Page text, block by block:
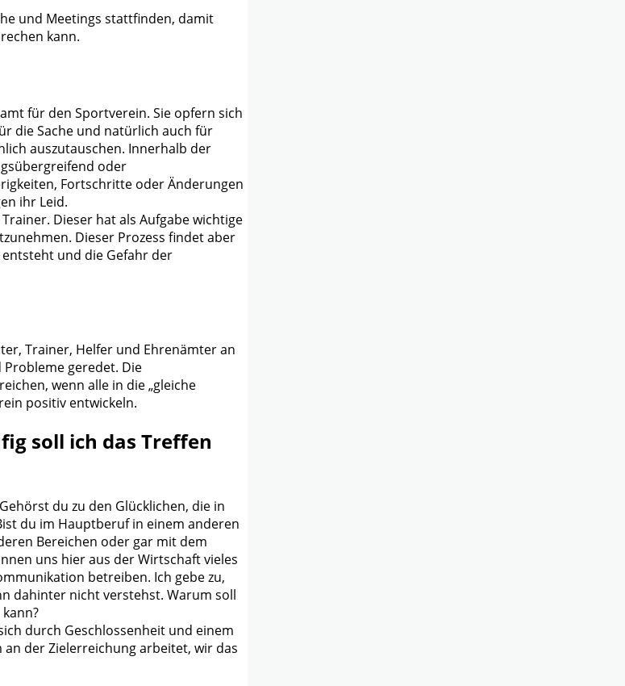
und Meetings stattfinden, damit
kann.
für den Sportverein. Sie opfern sich
die Sache und natürlich auch für
auszutauschen. Innerhalb der
oder
Fortschritte oder Änderungen
ihr Leid.
Dieser hat als Aufgabe wichtige
Dieser Prozess findet aber
und die Gefahr der
Trainer, Helfer und Ehrenämter an
geredet. Die
wenn alle in die „gleiche
positiv entwickeln.
soll ich das Treffen
du zu den Glücklichen, die in
du im Hauptberuf in einem anderen
Bereichen oder gar mit dem
uns hier aus der Wirtschaft vieles
betreiben. Ich gebe zu,
dahinter nicht verstehst. Warum soll
durch Geschlossenheit und einem
der Zielerreichung arbeitet, wir das